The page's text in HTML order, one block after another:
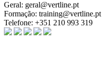
Geral: geral@vertline.pt
Formação: training@vertline.pt
Telefone: +351 210 993 319